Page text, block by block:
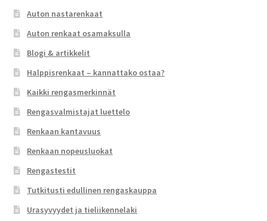
Auton nastarenkaat
Auton renkaat osamaksulla
Blogi & artikkelit
Halppisrenkaat – kannattako ostaa?
Kaikki rengasmerkinnät
Rengasvalmistajat luettelo
Renkaan kantavuus
Renkaan nopeusluokat
Rengastestit
Tutkitusti edullinen rengaskauppa
Urasyvyydet ja tieliikennelaki